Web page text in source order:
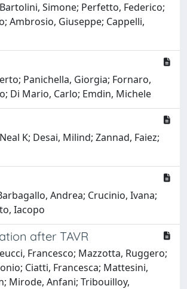
Simone; Perfetto, Federico;
Ambrosio, Giuseppe; Cappelli,
Panichella, Giorgia; Fornaro,
Di Mario, Carlo; Emdin, Michele
K; Desai, Milind; Zannad, Faiez;
Andrea; Crucinio, Ivana;
Iacopo
after TAVR
Francesco; Mazzotta, Ruggero;
Ciatti, Francesca; Mattesini,
Mirode, Anfani; Tribouilloy,